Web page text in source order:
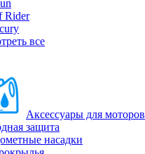
Rider
все
Аксессуары для моторов
защита
насадки